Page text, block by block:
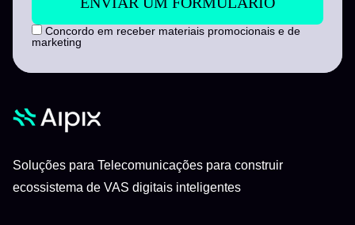
Concordo em receber materiais promocionais e de
marketing
Soluções para Telecomunicações para construir
ecossistema de VAS digitais inteligentes